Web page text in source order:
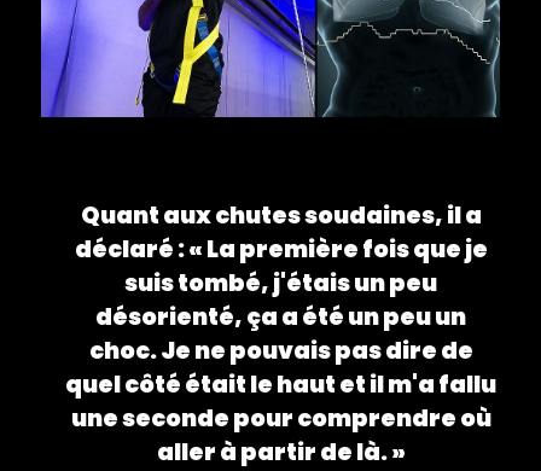
Quant aux chutes soudaines, il a
déclaré : « La première fois que je
suis tombé, j'étais un peu
désorienté, ça a été un peu un
choc. Je ne pouvais pas dire de
quel côté était le haut et il m'a fallu
une seconde pour comprendre où
aller à partir de là. »